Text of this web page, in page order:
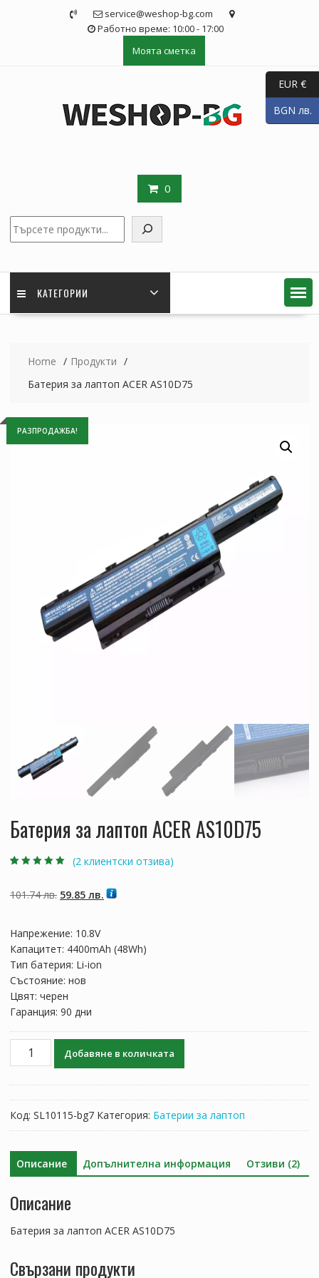
service@weshop-bg.com
Работно време: 10:00 - 17:00
Моята сметка
0
КАТЕГОРИИ
Home
Продукти
Батерия за лаптоп ACER AS10D75
РАЗПРОДАЖБА!
Батерия за лаптоп ACER AS10D75
потребителски
оценки
(2 клиентски отзива)
101.74лв. Original
101.74 лв..
59.85 лв.Текущата
Напрежение: 10.8V
Капацитет: 4400mAh (48Wh)
Тип батерия: Li-ion
Състояние: нов
Цвят: черен
Гаранция: 90 дни
количество
лаптоп
ACER
Добавяне в количката
Код: SL10115-bg7 Категория: Батерии за лаптоп
Описание Допълнителна информация Отзиви (2)
Описание
Батерия за лаптоп ACER AS10D75
Свързани продукти
EUR €
BGN лв.